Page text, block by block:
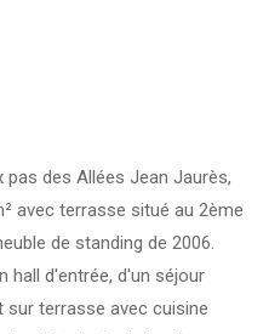
pas des Allées Jean Jaurès,
avec terrasse situé au 2ème
de standing de 2006.
hall d'entrée, d'un séjour
sur terrasse avec cuisine